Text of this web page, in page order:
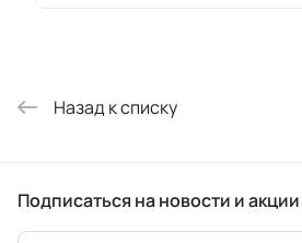
Назад к списку
Подписаться на новости и акции